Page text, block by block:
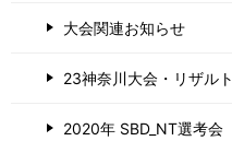
大会関連お知らせ
23神奈川大会・リザルト
2020年 SBD_NT選考会